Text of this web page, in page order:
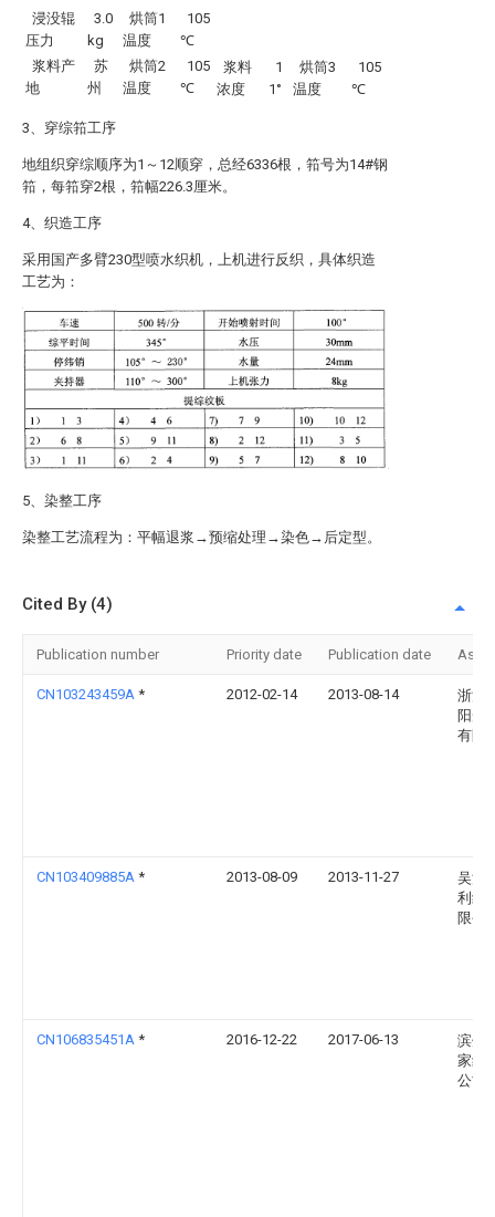
浸没辊
压力
3.0
kg
烘筒1
温度
105
℃
浆料产
地
苏
州
烘筒2
温度
105
℃
浆料
浓度
1
1°
烘筒3
温度
105
℃
3、穿综筘工序
地组织穿综顺序为1～12顺穿，总经6336根，筘号为14#钢
筘，每筘穿2根，筘幅226.3厘米。
4、织造工序
采用国产多臂230型喷水织机，上机进行反织，具体织造
工艺为：
5、染整工序
染整工艺流程为：平幅退浆→预缩处理→染色→后定型。
Cited By (4)
Publication number Priority date Publication date
CN103243459A * 2012-02-14 2013-08-14
浙江
阳光
有限
CN103409885A * 2013-08-09 2013-11-27
吴江
利织
限公
CN106835451A * 2016-12-22 2017-06-13
滨州
家纺
公司